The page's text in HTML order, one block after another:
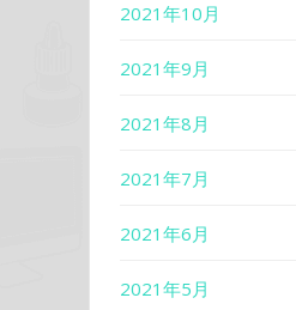
2021年10月
2021年9月
2021年8月
2021年7月
2021年6月
2021年5月